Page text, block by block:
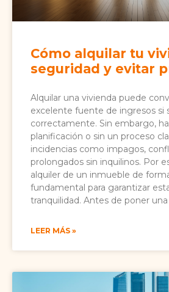
Cómo alquilar tu
seguridad y evitar
Alquilar una vivienda puede
excelente fuente de ingresos si
correctamente. Sin embargo,
planificación o sin un proceso
incidencias como impagos,
prolongados sin inquilinos. Por
alquiler de un inmueble de
fundamental para garantizar
tranquilidad. Antes de poner
LEER MÁS »